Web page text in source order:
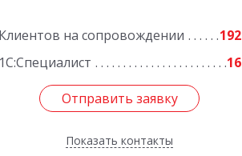
Клиентов на сопровождении
192
1С:Специалист
16
Отправить заявку
Показать контакты
Подробнее
Отправить заявку
Назад